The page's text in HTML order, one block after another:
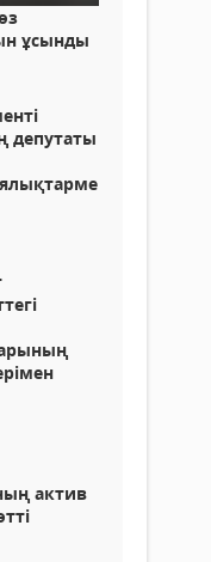
ұсынды
депутаты
актив